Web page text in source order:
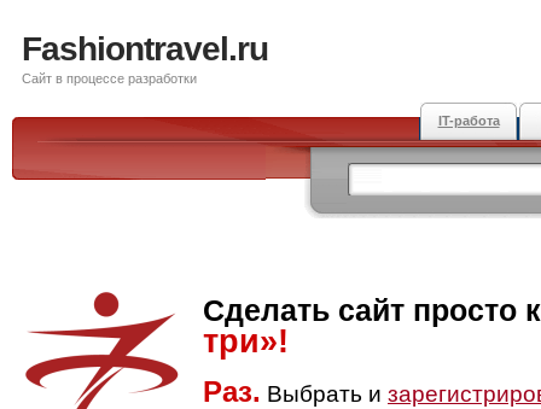
Fashiontravel.ru
Сайт в процессе разработки
IT-работа
Сделать сайт просто
три»!
Раз. Выбрать и